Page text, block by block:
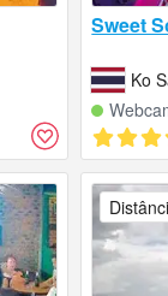
Sweet
Ko